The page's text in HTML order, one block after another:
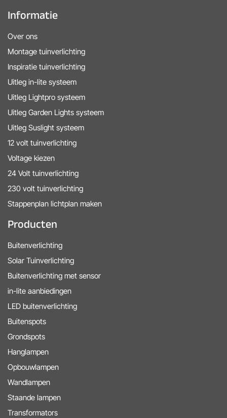
Informatie
Over ons
Montage tuinverlichting
Inspiratie tuinverlichting
Uitleg in-lite systeem
Uitleg Lightpro systeem
Uitleg Garden Lights systeem
Uitleg Suslight systeem
12 volt tuinverlichting
Voltage kiezen
24 Volt tuinverlichting
230 volt tuinverlichting
Stappenplan lichtplan maken
Producten
Buitenverlichting
Solar Tuinverlichting
Buitenverlichting met sensor
in-lite aanbiedingen
LED buitenverlichting
Buitenspots
Grondspots
Hanglampen
Opbouwlampen
Wandlampen
Staande lampen
Transformators